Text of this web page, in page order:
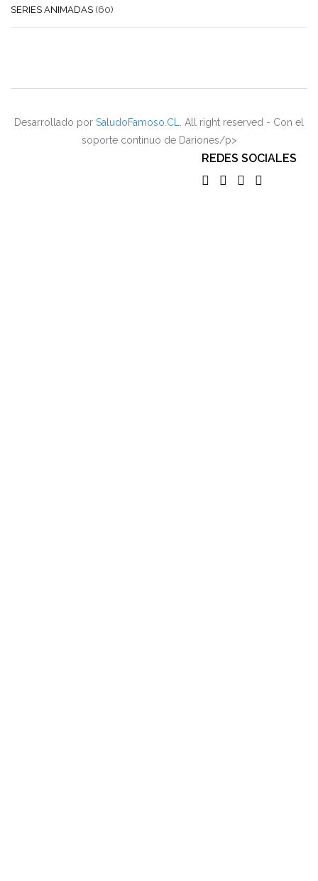
SERIES ANIMADAS (60)
Desarrollado por SaludoFamoso.CL. All right reserved - Con el
soporte continuo de Dariones/p>
REDES SOCIALES